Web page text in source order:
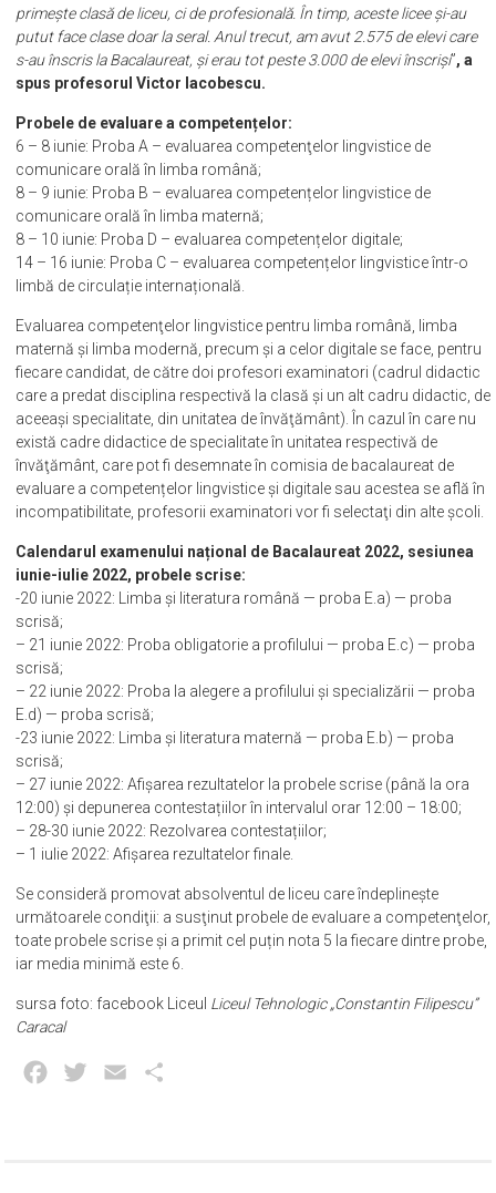
primește clasă de liceu, ci de profesională. În timp, aceste licee și-au
putut face clase doar la seral. Anul trecut, am avut 2.575 de elevi care
s-au înscris la Bacalaureat, și erau tot peste 3.000 de elevi înscriși”, a
spus profesorul Victor Iacobescu.
Probele de evaluare a competențelor:
6 – 8 iunie: Proba A – evaluarea competenţelor lingvistice de
comunicare orală în limba română;
8 – 9 iunie: Proba B – evaluarea competențelor lingvistice de
comunicare orală în limba maternă;
8 – 10 iunie: Proba D – evaluarea competențelor digitale;
14 – 16 iunie: Proba C – evaluarea competențelor lingvistice într-o
limbă de circulație internațională.
Evaluarea competenţelor lingvistice pentru limba română, limba
maternă şi limba modernă, precum şi a celor digitale se face, pentru
fiecare candidat, de către doi profesori examinatori (cadrul didactic
care a predat disciplina respectivă la clasă și un alt cadru didactic, de
aceeaşi specialitate, din unitatea de învăţământ). În cazul în care nu
există cadre didactice de specialitate în unitatea respectivă de
învăţământ, care pot fi desemnate în comisia de bacalaureat de
evaluare a competențelor lingvistice și digitale sau acestea se află în
incompatibilitate, profesorii examinatori vor fi selectaţi din alte școli.
Calendarul examenului național de Bacalaureat 2022, sesiunea
iunie-iulie 2022, probele scrise:
-20 iunie 2022: Limba și literatura română — proba E.a) — proba
scrisă;
– 21 iunie 2022: Proba obligatorie a profilului — proba E.c) — proba
scrisă;
– 22 iunie 2022: Proba la alegere a profilului și specializării — proba
E.d) — proba scrisă;
-23 iunie 2022: Limba și literatura maternă — proba E.b) — proba
scrisă;
– 27 iunie 2022: Afișarea rezultatelor la probele scrise (până la ora
12:00) și depunerea contestațiilor în intervalul orar 12:00 – 18:00;
– 28-30 iunie 2022: Rezolvarea contestațiilor;
– 1 iulie 2022: Afișarea rezultatelor finale.
Se consideră promovat absolventul de liceu care îndeplinește
următoarele condiţii: a susţinut probele de evaluare a competenţelor,
toate probele scrise și a primit cel puțin nota 5 la fiecare dintre probe,
iar media minimă este 6.
sursa foto: facebook Liceul Liceul Tehnologic „Constantin Filipescu”
Caracal
Facebook
Twitter Email